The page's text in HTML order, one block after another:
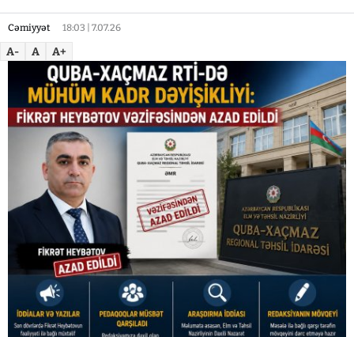
Cəmiyyət 18:03 | 7.07.26
A- A A+